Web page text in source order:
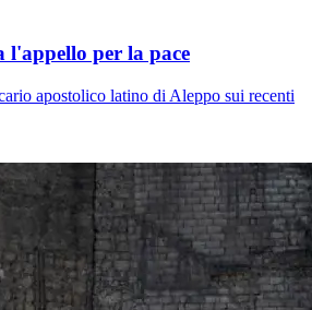
per la pace
apostolico latino di Aleppo sui recenti